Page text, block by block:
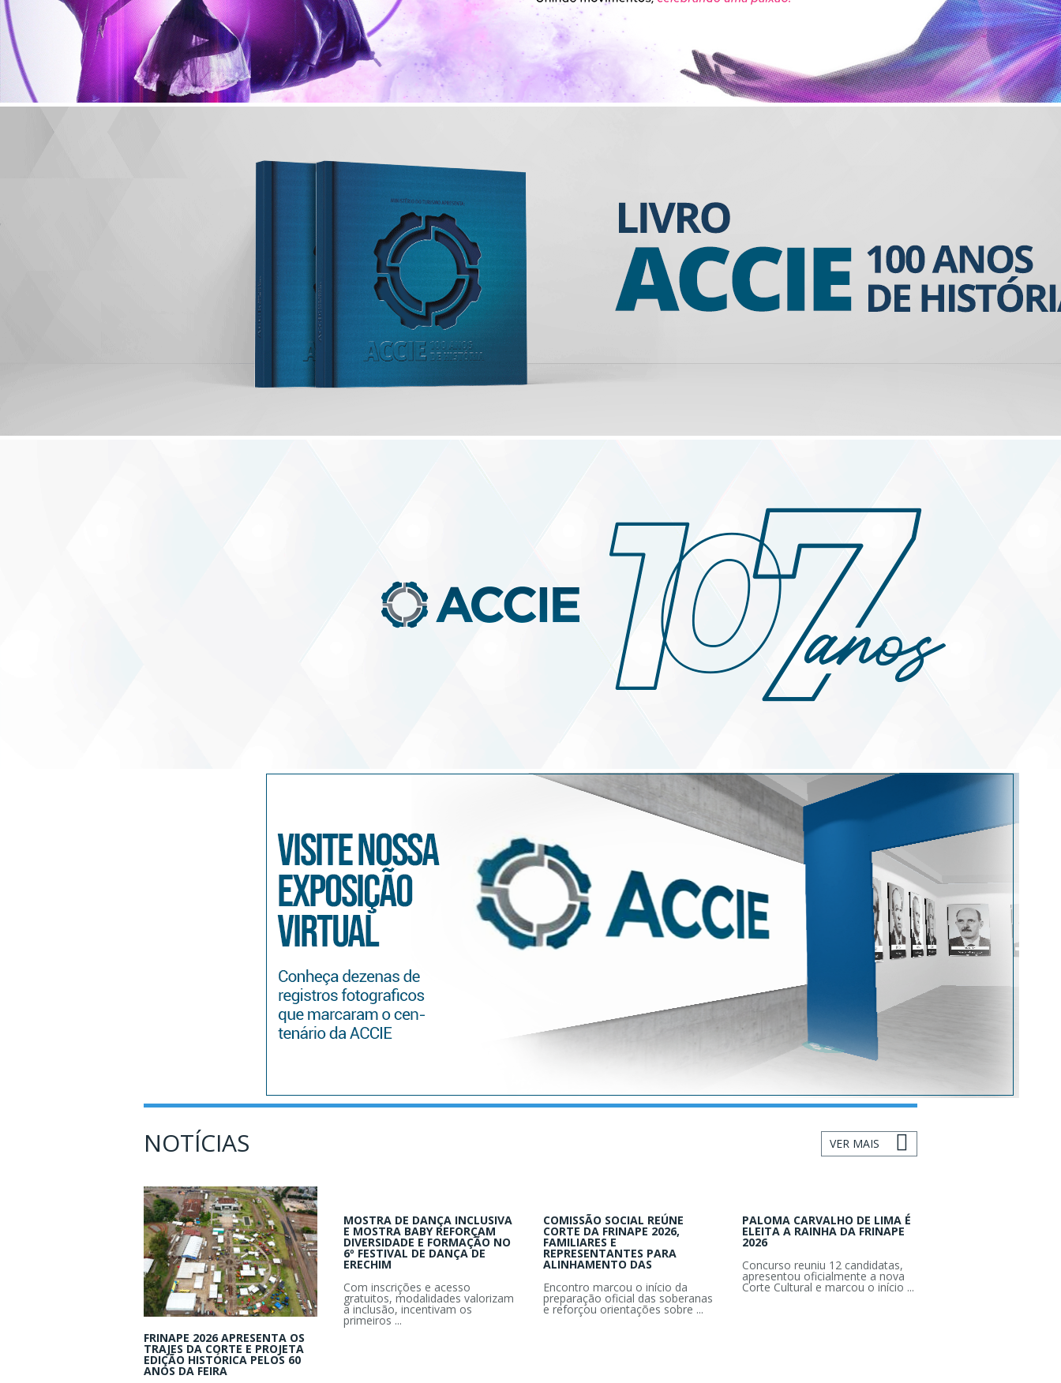
NOTÍCIAS VER MAIS
FRINAPE 2026 APRESENTA OS
TRAJES DA CORTE E PROJETA
EDIÇÃO HISTÓRICA PELOS 60
ANOS DA FEIRA
MOSTRA DE DANÇA INCLUSIVA
E MOSTRA BABY REFORÇAM
DIVERSIDADE E FORMAÇÃO NO
6º FESTIVAL DE DANÇA DE
ERECHIM
Com inscrições e acesso
gratuitos, modalidades valorizam
a inclusão, incentivam os
primeiros ...
COMISSÃO SOCIAL REÚNE
CORTE DA FRINAPE 2026,
FAMILIARES E
REPRESENTANTES PARA
ALINHAMENTO DAS
Encontro marcou o início da
preparação oficial das soberanas
e reforçou orientações sobre ...
PALOMA CARVALHO DE LIMA É
ELEITA A RAINHA DA FRINAPE
2026
Concurso reuniu 12 candidatas,
apresentou oficialmente a nova
Corte Cultural e marcou o início ...